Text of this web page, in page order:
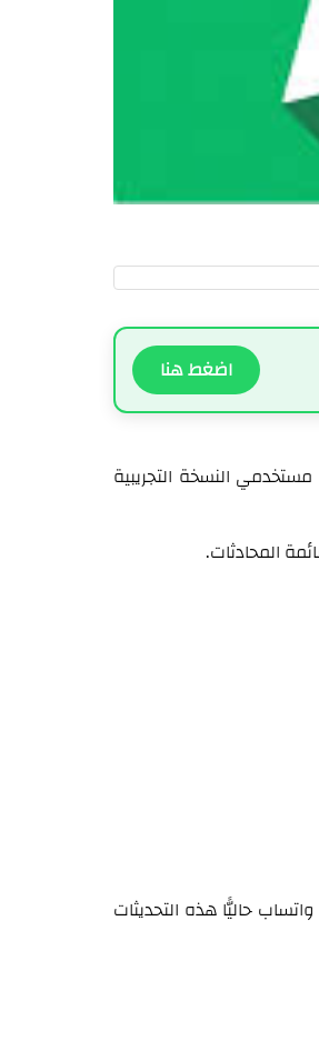
اضغط هنا
النسخة التجريبية
المحادثات.
حاليًّا هذه التحديثات